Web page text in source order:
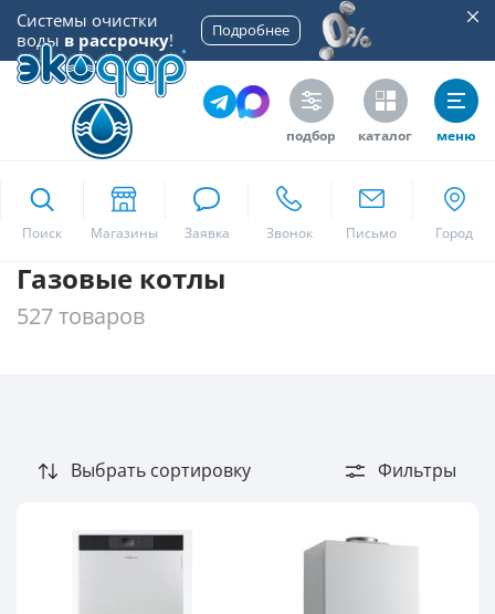
Системы очистки
воды в рассрочку! Подробнее
подбор каталог меню
Поиск
Москва
Газовые котлы
527 товаров
Выбрать сортировку Фильтры